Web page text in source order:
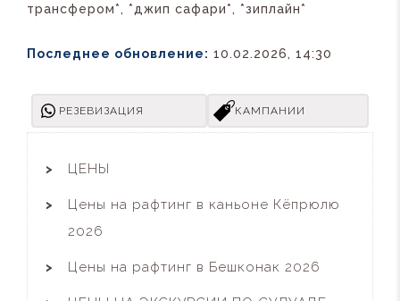
трансфером*, *джип сафари*, *зиплайн*
Последнее обновление: 10.02.2026, 14:30
РЕЗЕВИЗАЦИЯ КАМПАНИИ
ЦЕНЫ
Цены на рафтинг в каньоне Кёпрюлю
2026
Цены на рафтинг в Бешконак 2026